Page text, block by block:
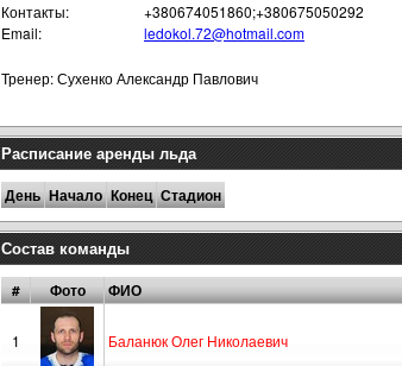
Контакты:
+380674051860;+380675050292
Email:
ledokol.72@hotmail.com
Тренер: Сухенко Александр Павлович
Расписание аренды льда
День Начало Конец Стадион
Состав команды
# Фото ФИО
1 Баланюк Олег Николаевич